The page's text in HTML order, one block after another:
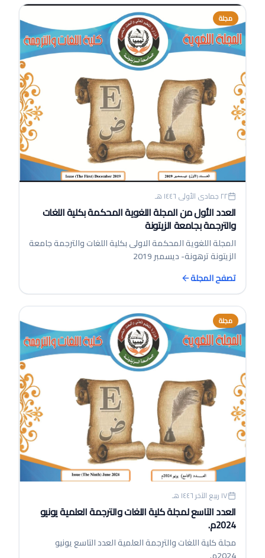
مجلة
٢٢ جمادى الأولى ١٤٤٦ هـ
العدد الأول من المجلة اللغوية المحكمة بكلية اللغات
والترجمة بجامعة الزيتونة
المجلة اللغوية المحكمة الاولى بكلية اللغات والترجمة جامعة
الزيتونة ترهونة- ديسمبر 2019
تصفح المجلة
مجلة
١٧ ربيع الآخر ١٤٤٦ هـ
العدد التاسع لمجلة كلية اللغات والترجمة العلمية يونيو
2024م.
مجلة كلية اللغات والترجمة العلمية العدد التاسع يونيو